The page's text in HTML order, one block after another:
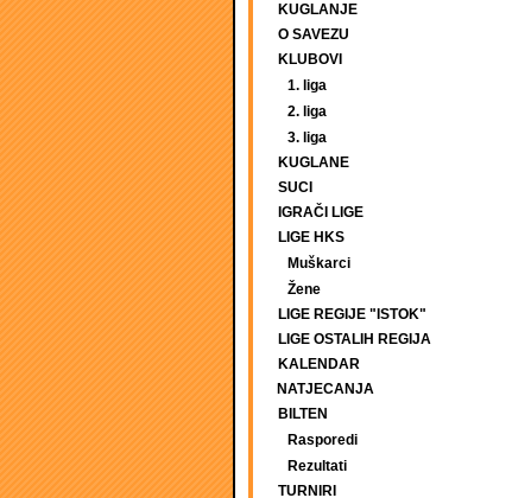
KUGLANJE
O SAVEZU
KLUBOVI
1. liga
2. liga
3. liga
KUGLANE
SUCI
IGRAČI LIGE
LIGE HKS
Muškarci
Žene
LIGE REGIJE "ISTOK"
LIGE OSTALIH REGIJA
KALENDAR
NATJECANJA
BILTEN
Rasporedi
Rezultati
TURNIRI